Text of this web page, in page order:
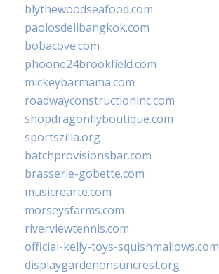
blythewoodseafood.com
paolosdelibangkok.com
bobacove.com
phoone24brookfield.com
mickeybarmama.com
roadwayconstructioninc.com
shopdragonflyboutique.com
sportszilla.org
batchprovisionsbar.com
brasserie-gobette.com
musicrearte.com
morseysfarms.com
riverviewtennis.com
official-kelly-toys-squishmallows.com
displaygardenonsuncrest.org